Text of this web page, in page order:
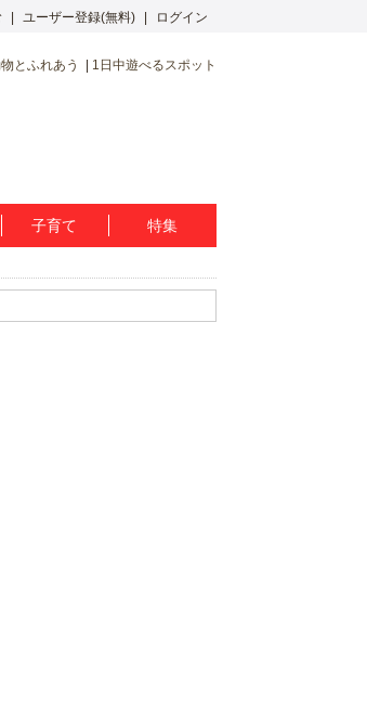
ユーザー登録(無料) ログイン
とふれあう 1日中遊べるスポット
子育て 特集